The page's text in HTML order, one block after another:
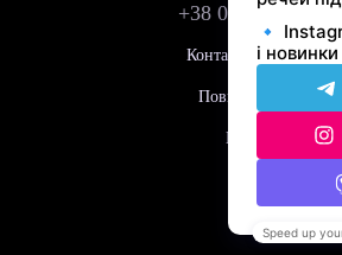
+38 050 743 01 42
Контактна інформація
Повна версія сайту
Мапа сайту